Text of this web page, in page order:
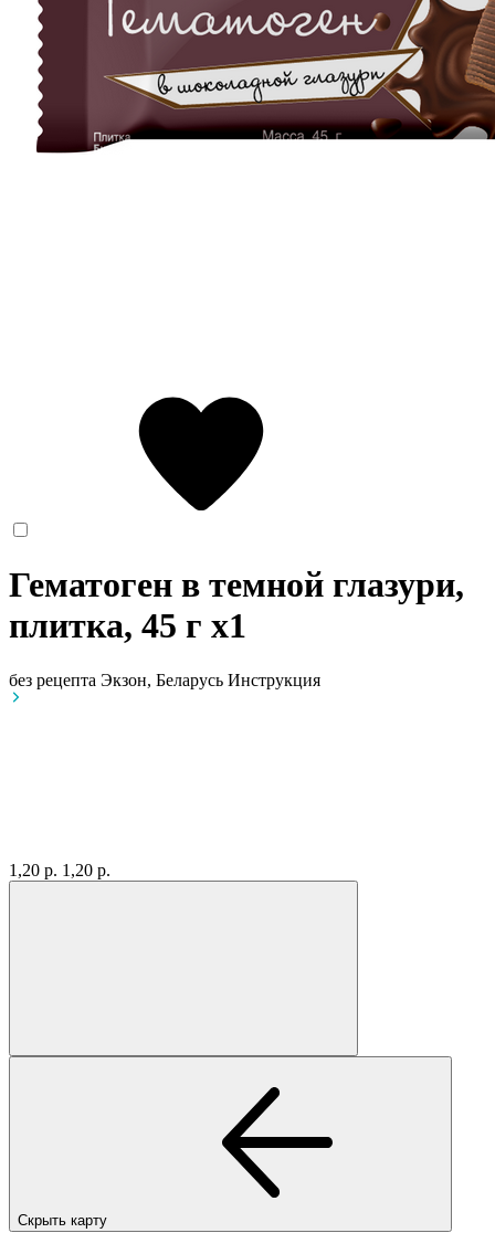
Гематоген в темной глазури,
плитка, 45 г x1
без рецепта Экзон, Беларусь Инструкция
1,20 р. 1,20 р.
Скрыть карту